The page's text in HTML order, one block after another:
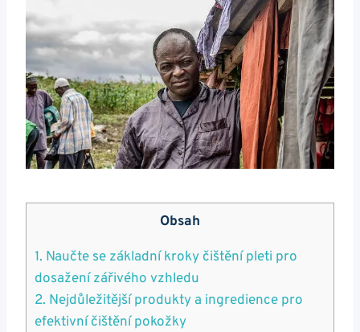
Obsah
1. Naučte⁢ se⁣ základní kroky⁢ čištění⁤ pleti⁢ pro
dosažení zářivého vzhledu
2. ⁤Nejdůležitější produkty a ingredience pro
efektivní čištění‍ pokožky